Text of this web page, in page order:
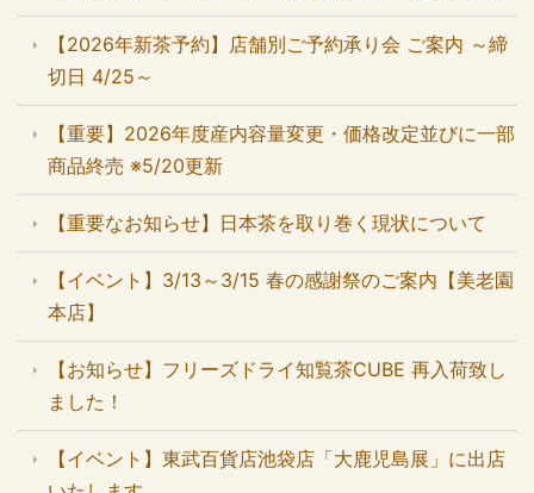
【2026年新茶予約】店舗別ご予約承り会 ご案内 ～締
切日 4/25～
【重要】2026年度産内容量変更・価格改定並びに一部
商品終売 ※5/20更新
【重要なお知らせ】日本茶を取り巻く現状について
【イベント】3/13～3/15 春の感謝祭のご案内【美老園
本店】
【お知らせ】フリーズドライ知覧茶CUBE 再入荷致し
ました！
【イベント】東武百貨店池袋店「大鹿児島展」に出店